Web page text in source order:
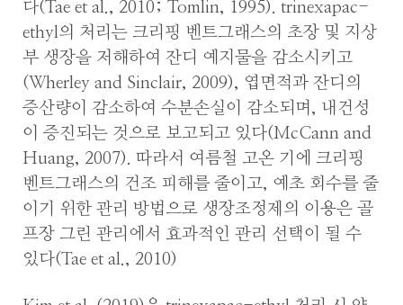
다(Tae et al., 2010; Tomlin, 1995). trinexapac-
ethyl의 처리는 크리핑 벤트그래스의 초장 및 지상
부 생장을 저해하여 잔디 예지물을 감소시키고
(Wherley and Sinclair, 2009), 엽면적과 잔디의
증산량이 감소하여 수분손실이 감소되며, 내건성
이 증진되는 것으로 보고되고 있다(McCann and
Huang, 2007). 따라서 여름철 고온 기에 크리핑
벤트그래스의 건조 피해를 줄이고, 예초 회수를 줄
이기 위한 관리 방법으로 생장조정제의 이용은 골
프장 그린 관리에서 효과적인 관리 선택이 될 수
있다(Tae et al., 2010)